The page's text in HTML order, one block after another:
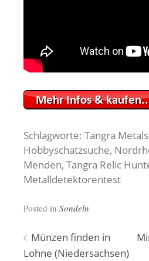
Schlagworte: Tangra
Hobbyschatzsuche,
Menden, Tangra Relic
Metalldetektorentest
Posted in Sondeln
Münzen finden in
Lohne (Niedersachsen)